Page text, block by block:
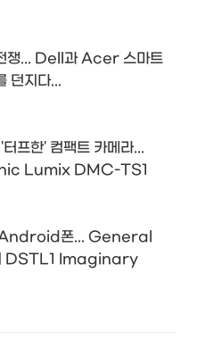
쟁... Dell과 Acer 스마트
던지다...
프한' 컴팩트 카메라...
Lumix DMC-TS1
Android폰... General
DSTL1 Imaginary